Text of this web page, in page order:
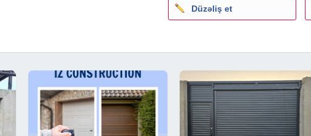
Düzəliş et